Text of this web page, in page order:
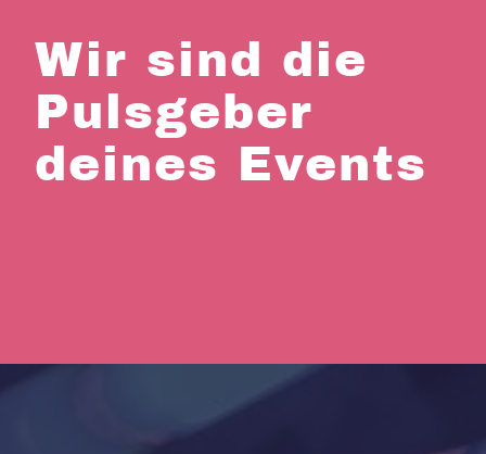
Wir sind die
Pulsgeber
deines Events